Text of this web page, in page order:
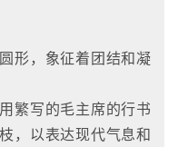
形，象征着团结和凝
繁写的毛主席的行书
，以表达现代气息和